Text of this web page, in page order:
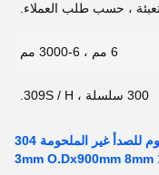
، حسب طلب العملاء.
6 مم ، 6-3000 مم
300 سلسلة ، 309S / H.
ASTM A213 جولة أنابيب الفولاذ المقاوم للصدأ غير الملحومة 304